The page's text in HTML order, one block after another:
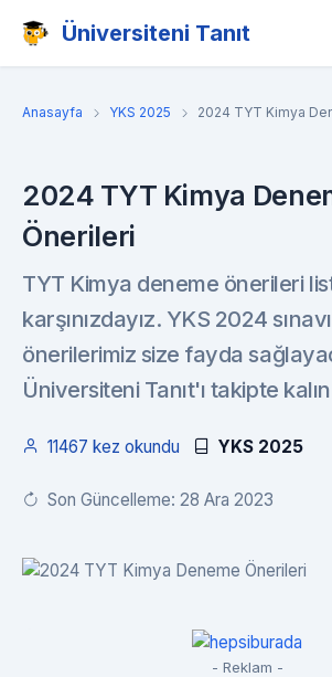
Üniversiteni Tanıt
Anasayfa YKS 2025 2024 TYT Kimya
2024 TYT Kimya
Önerileri
TYT Kimya deneme önerileri
karşınızdayız. YKS 2024
önerilerimiz size fayda
Üniversiteni Tanıt'ı takipte
11467 kez okundu YKS 2025
Son Güncelleme: 28 Ara 2023
- Reklam -